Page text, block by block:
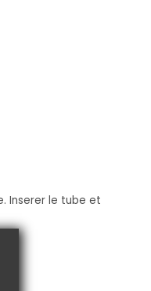
Inserer le tube et